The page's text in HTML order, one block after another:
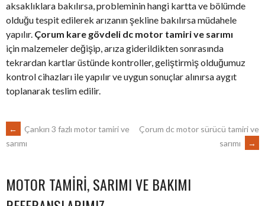
aksaklıklara bakılırsa, probleminin hangi kartta ve bölümde
olduğu tespit edilerek arızanın şekline bakılırsa müdahele
yapılır. Çorum kare gövdeli dc motor tamiri ve sarımı
için malzemeler değişip, arıza giderildikten sonrasında
tekrardan kartlar üstünde kontroller, geliştirmiş olduğumuz
kontrol cihazları ile yapılır ve uygun sonuçlar alınırsa aygıt
toplanarak teslim edilir.
POST
NAVIGATION
←
Çankırı 3 fazlı motor tamiri ve
sarımı
Çorum dc motor sürücü tamiri ve
sarımı
→
MOTOR TAMIRI, SARIMI VE BAKIMI